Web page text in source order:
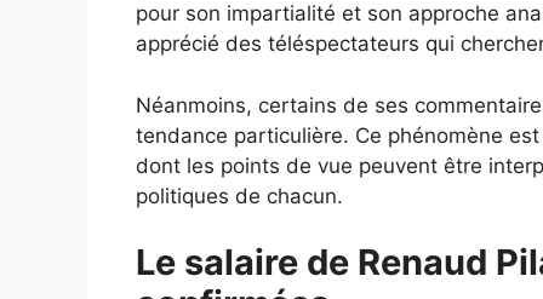
pour son impartialité et son approche
apprécié des téléspectateurs qui
Néanmoins, certains de ses
tendance particulière. Ce phénomène
dont les points de vue peuvent être
politiques de chacun.
Le salaire de Renaud